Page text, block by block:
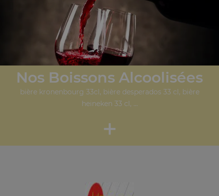
Nos Boissons Alcoolisées
bière kronenbourg 33cl, bière desperados 33 cl, bière
heineken 33 cl, ...
+